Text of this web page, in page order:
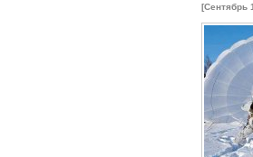
[Сентябрь